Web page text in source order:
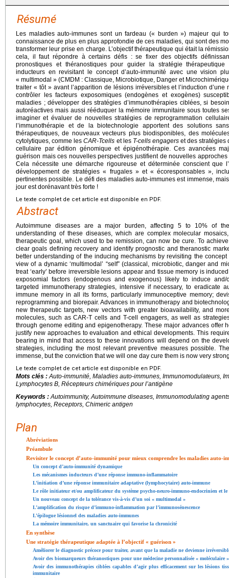
Résumé
Les maladies auto-immunes sont un fardeau (« burden ») majeur qui
connaissance de plus en plus approfondie de ces maladies, qui sont des
transformer leur prise en charge. L’objectif thérapeutique qui était la
cela, il faut répondre à certains défis : se fixer des objectifs
pronostiques et théranostiques pour guider la stratégie
inducteurs en revisitant le concept d’auto-immunité avec une vision
« multimodal » (CMDM : Classique, Microbiotique, Danger et
traiter « tôt » avant l’apparition de lésions irréversibles et l’induction
contrôler les facteurs exposomiques (endogènes et exogènes)
maladies ; développer des stratégies d’immunothérapies ciblées, si
autoréactives mais aussi rééduquer la mémoire immunitaire sous toutes
imaginer et évaluer de nouvelles stratégies de reprogrammation
l’immunothérapie et de la biotechnologie apportent des solutions
thérapeutiques, de nouveaux vecteurs plus biodisponibles, des
cytolytiques, comme lesCAR-Tcells et les T-cells engagerset des stratégies
cellulaire par édition génomique et épigénothérapie. Ces avancées
guérison mais ces nouvelles perspectives justifient de nouvelles
Cela nécessite une démarche rigoureuse et déterminée conscient que
développement de stratégies « frugales » et « écoresponsables »,
pertinentes possible. Le défi des maladies auto-immunes est immense,
jour est dorénavant très forte !
Le texte complet de cet article est disponible en PDF.
Abstract
Autoimmune diseases are a major burden, affecting 5 to 10% of
understanding of these diseases, which are complex molecular
therapeutic goal, which used to be remission, can now be cure. To
clear goals defining recovery and identify prognostic and theranostic
better understanding of the inducing mechanisms by revisiting the
view of a dynamic ‘multimodal’ “self” (classical, microbiotic, danger and
treat ‘early’ before irreversible lesions appear and tissue memory is
exposomial factors (endogenous and exogenous) likely to induce
targeted immunotherapy strategies, intensive if necessary, to eradicate
immune memory in all its forms, particularly immunoceptive memory;
reprogramming and biorepair. Advances in immunotherapy and
new therapeutic targets, new vectors with greater bioavailability, and
molecules, such as CAR-T cells and T-cell engagers, as well as
through genome editing and epigenotherapy. These major advances offer
justify new approaches to evaluation and ethical developments. This
bearing in mind that access to these innovations will depend on the
strategies, including the most relevant preventive measures possible.
immense, but the conviction that we will one day cure them is now very
Le texte complet de cet article est disponible en PDF.
Mots clés :Auto-immunité, Maladies auto-immunes, Immunomodulateurs,
Lymphocytes B, Récepteurs chimériques pour l’antigène
Keywords :Autoimmunity, Autoimmune diseases, Immunomodulating
lymphocytes, Receptors, Chimeric antigen
Plan
Abréviations
Préambule
Revisiter le concept d’auto-immunité pour mieux comprendre les maladies auto-
Un concept d’auto-immunité dynamique
Les mécanismes inducteurs d’une réponse immuno-inflammatoire
L’initiation d’une réponse immunitaire adaptative (lymphocytaire) auto-immune
Le rôle initiateur et/ou amplificateur du système psycho-neuro-immuno-endocrinien et le
Un nouveau concept de la tolérance vis-à-vis d’un soi « multimodal »
L’amplification du risque d’immuno-inflammation par l’immunosénescence
L’épilogue lésionnel des maladies auto-immunes
La mémoire immunitaire, un sanctuaire qui favorise la chronicité
En synthèse
Une stratégie thérapeutique adaptée à l’objectif « guérison »
Améliorer le diagnostic précoce pour traiter, avant que la maladie ne devienne
Avoir des biomarqueurs théranostiques pour une médecine personnalisée « moléculaire »
Avoir des immunothérapies ciblées capables d’agir plus efficacement sur les lésions
immunitaire